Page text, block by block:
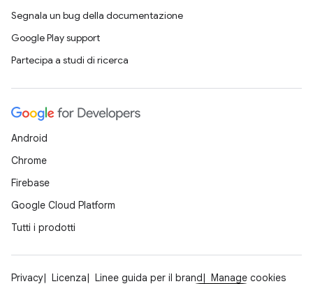
Segnala un bug della documentazione
Google Play support
Partecipa a studi di ricerca
Android
Chrome
Firebase
Google Cloud Platform
Tutti i prodotti
Privacy Licenza Linee guida per il brand Manage cookies